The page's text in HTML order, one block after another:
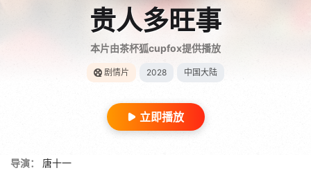
贵人多旺事
本片由茶杯狐cupfox提供播放
剧情片 2028 中国大陆
立即播放
导演：
唐十一